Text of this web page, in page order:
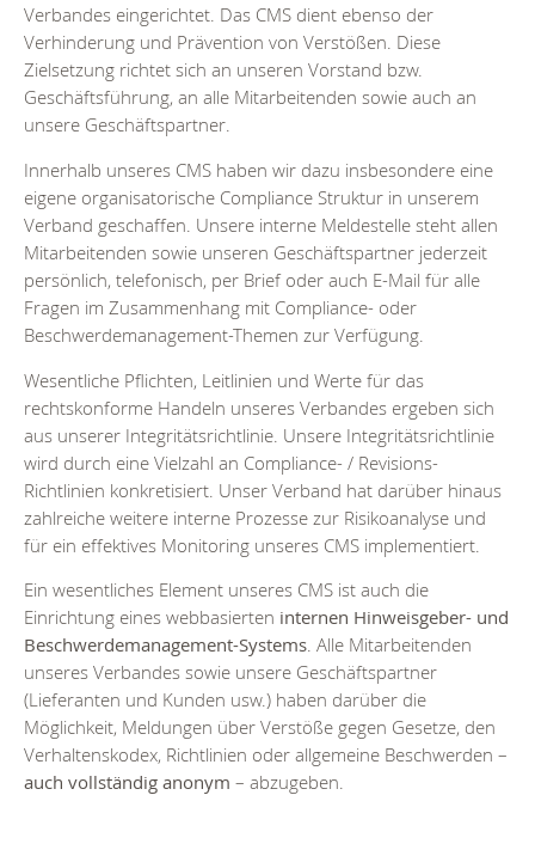
Verbandes eingerichtet. Das CMS dient ebenso der
Verhinderung und Prävention von Verstößen. Diese
Zielsetzung richtet sich an unseren Vorstand bzw.
Geschäftsführung, an alle Mitarbeitenden sowie auch an
unsere Geschäftspartner.
Innerhalb unseres CMS haben wir dazu insbesondere eine
eigene organisatorische Compliance Struktur in unserem
Verband geschaffen. Unsere interne Meldestelle steht allen
Mitarbeitenden sowie unseren Geschäftspartner jederzeit
persönlich, telefonisch, per Brief oder auch E-Mail für alle
Fragen im Zusammenhang mit Compliance- oder
Beschwerdemanagement-Themen zur Verfügung.
Wesentliche Pflichten, Leitlinien und Werte für das
rechtskonforme Handeln unseres Verbandes ergeben sich
aus unserer Integritätsrichtlinie. Unsere Integritätsrichtlinie
wird durch eine Vielzahl an Compliance- / Revisions-
Richtlinien konkretisiert. Unser Verband hat darüber hinaus
zahlreiche weitere interne Prozesse zur Risikoanalyse und
für ein effektives Monitoring unseres CMS implementiert.
Ein wesentliches Element unseres CMS ist auch die
Einrichtung eines webbasierten internen Hinweisgeber- und
Beschwerdemanagement-Systems. Alle Mitarbeitenden
unseres Verbandes sowie unsere Geschäftspartner
(Lieferanten und Kunden usw.) haben darüber die
Möglichkeit, Meldungen über Verstöße gegen Gesetze, den
Verhaltenskodex, Richtlinien oder allgemeine Beschwerden –
auch vollständig anonym – abzugeben.